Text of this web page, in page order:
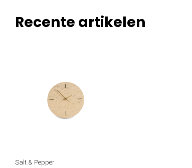
Recente artikelen
Salt & Pepper